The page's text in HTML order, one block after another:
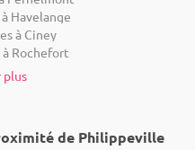
Havelange
à Ciney
Rochefort
plus
de Philippeville